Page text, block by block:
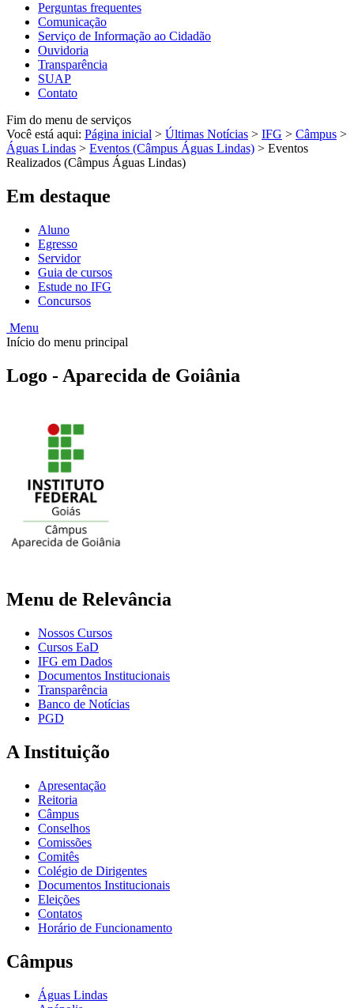
Perguntas frequentes
Comunicação
Serviço de Informação ao Cidadão
Ouvidoria
Transparência
SUAP
Contato
Fim do menu de serviços
Você está aqui: Página inicial > Últimas Notícias > IFG > Câmpus >
Águas Lindas > Eventos (Câmpus Águas Lindas) > Eventos
Realizados (Câmpus Águas Lindas)
Em destaque
Aluno
Egresso
Servidor
Guia de cursos
Estude no IFG
Concursos
Menu
Início do menu principal
Logo - Aparecida de Goiânia
Menu de Relevância
Nossos Cursos
Cursos EaD
IFG em Dados
Documentos Institucionais
Transparência
Banco de Notícias
PGD
A Instituição
Apresentação
Reitoria
Câmpus
Conselhos
Comissões
Comitês
Colégio de Dirigentes
Documentos Institucionais
Eleições
Contatos
Horário de Funcionamento
Câmpus
Águas Lindas